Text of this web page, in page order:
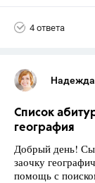
4 ответа
Список
география
Добрый день!
заочку
помощь с